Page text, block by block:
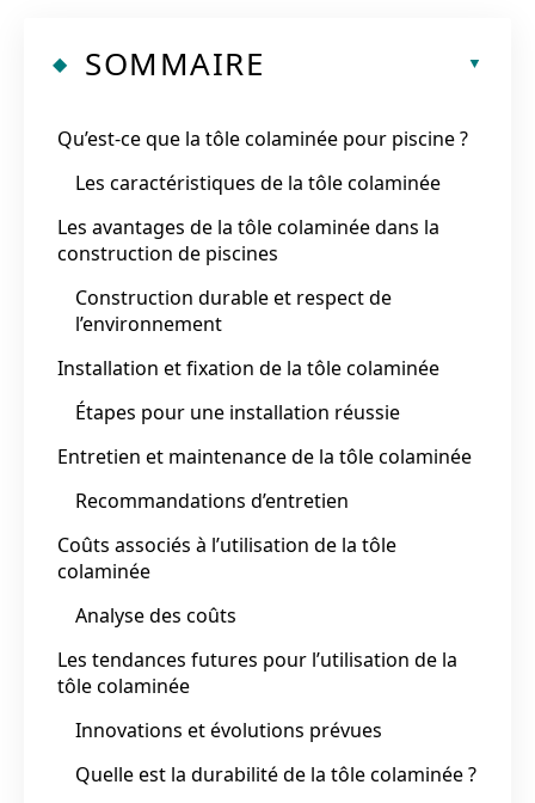
SOMMAIRE
Qu’est-ce que la tôle colaminée pour piscine ?
Les caractéristiques de la tôle colaminée
Les avantages de la tôle colaminée dans la
construction de piscines
Construction durable et respect de
l’environnement
Installation et fixation de la tôle colaminée
Étapes pour une installation réussie
Entretien et maintenance de la tôle colaminée
Recommandations d’entretien
Coûts associés à l’utilisation de la tôle
colaminée
Analyse des coûts
Les tendances futures pour l’utilisation de la
tôle colaminée
Innovations et évolutions prévues
Quelle est la durabilité de la tôle colaminée ?